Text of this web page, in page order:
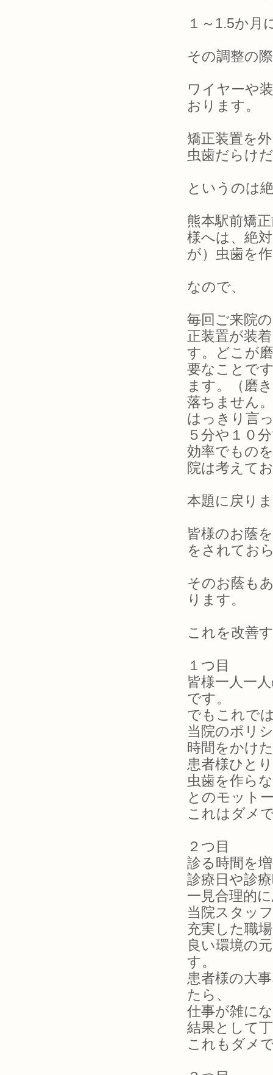
１～1.5か月
その調整の
ワイヤーや
おります。
矯正装置を
虫歯だらけ
というのは
熊本駅前矯
様へは、絶
が）虫歯を
なので、
毎回ご来院
正装置が装
す。どこが
要なことで
ます。（磨
落ちません
はっきり言
５分や１０
効率でもの
院は考えて
本題に戻り
皆様のお蔭
をされてお
そのお蔭も
ります。
これを改善
１つ目
皆様一人一
です。
でもこれで
当院のポリ
時間をかけ
患者様ひと
虫歯を作ら
とのモット
これはダメ
２つ目
診る時間を
診療日や診
一見合理的
当院スタッ
充実した職
良い環境の
す。
患者様の大
たら、
仕事が雑に
結果として
これもダメ